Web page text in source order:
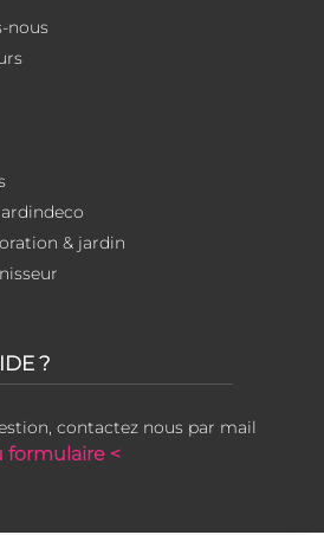
nous
& jardin
?
contactez nous par mail
formulaire <